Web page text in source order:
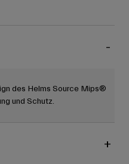
des Helms Source Mips®
und Schutz.